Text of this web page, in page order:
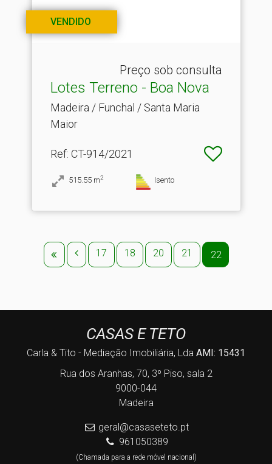
VENDIDO
Preço sob consulta
Lotes Terreno - Boa Nova
Madeira / Funchal / Santa Maria
Maior
Ref: CT-914/2021
515.55 m2 Isento
17 18 20 21 22
CASAS E TETO
Carla & Tito - Mediação Imobiliária, Lda AMI: 15431
Rua dos Aranhas, 70, 3º Piso, sala 2
9000-044
Madeira
geral@casaseteto.pt
961050389
(Chamada para a rede móvel nacional)